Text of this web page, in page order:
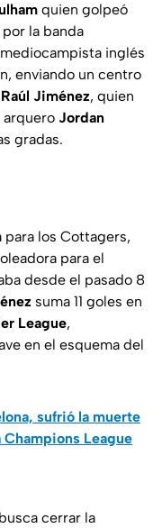
quien golpeó
la banda
inglés
enviando un centro
Raúl Jiménez, quien
arquero Jordan
gradas.
para los Cottagers,
para el
desde el pasado 8
suma 11 goles en
League,
en el esquema del
sufrió la muerte
Champions League
cerrar la